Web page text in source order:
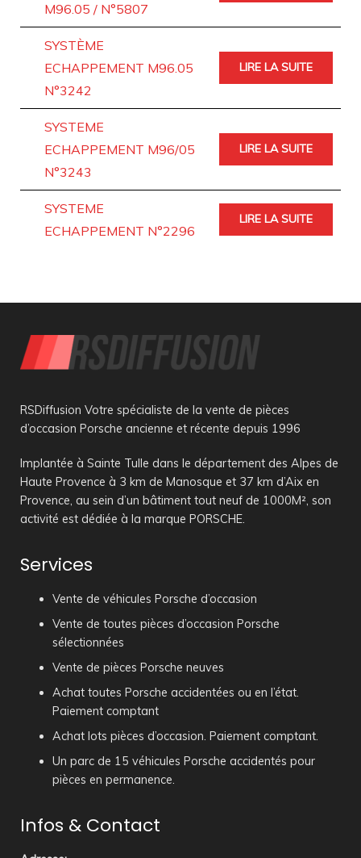
M96.05 / N°5807
SYSTÈME
ECHAPPEMENT M96.05
N°3242
LIRE LA SUITE
SYSTEME
ECHAPPEMENT M96/05
N°3243
LIRE LA SUITE
SYSTEME
ECHAPPEMENT N°2296
LIRE LA SUITE
RSDiffusion Votre spécialiste de la vente de pièces
d’occasion Porsche ancienne et récente depuis 1996
Implantée à Sainte Tulle dans le département des Alpes de
Haute Provence à 3 km de Manosque et 37 km d’Aix en
Provence, au sein d’un bâtiment tout neuf de 1000M², son
activité est dédiée à la marque PORSCHE.
Services
Vente de véhicules Porsche d’occasion
Vente de toutes pièces d’occasion Porsche
sélectionnées
Vente de pièces Porsche neuves
Achat toutes Porsche accidentées ou en l’état.
Paiement comptant
Achat lots pièces d’occasion. Paiement comptant.
Un parc de 15 véhicules Porsche accidentés pour
pièces en permanence.
Infos & Contact